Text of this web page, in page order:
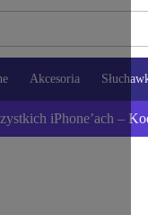
Akcesoria
iPhone’ach –